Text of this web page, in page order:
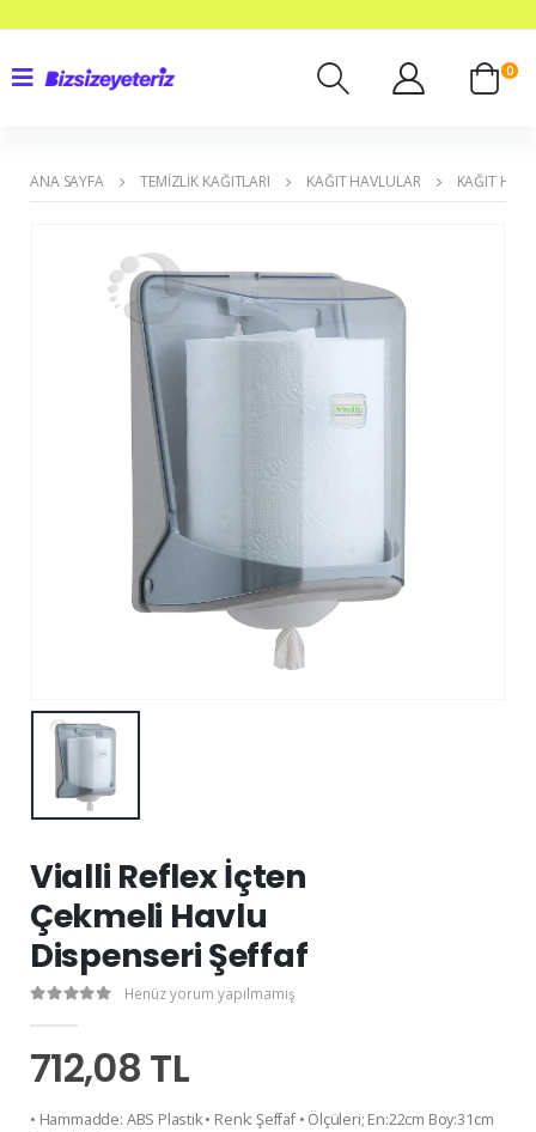
0
ANA SAYFA TEMIZLIK KAĞITLARI KAĞIT HAVLULAR KAĞIT
Vialli Reflex İçten
Çekmeli Havlu
Dispenseri Şeffaf
Henüz yorum yapılmamış
712,08 TL
• Hammadde: ABS Plastik • Renk: Şeffaf • Ölçüleri; En:22cm Boy:31cm